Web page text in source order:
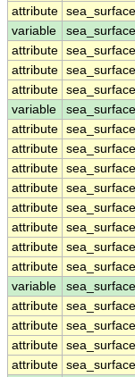
attribute
variable
attribute
attribute
attribute
variable
attribute
attribute
attribute
attribute
attribute
attribute
attribute
attribute
variable
attribute
attribute
attribute
attribute